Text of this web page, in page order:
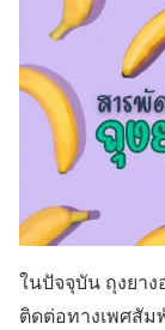
ในปัจจุบัน ถุงยา
ติดต่อทางเพศสัม